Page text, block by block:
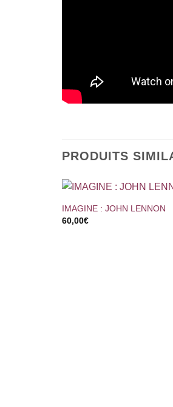
PRODUITS
+
IMAGINE : JOHN LENNON
60,00€